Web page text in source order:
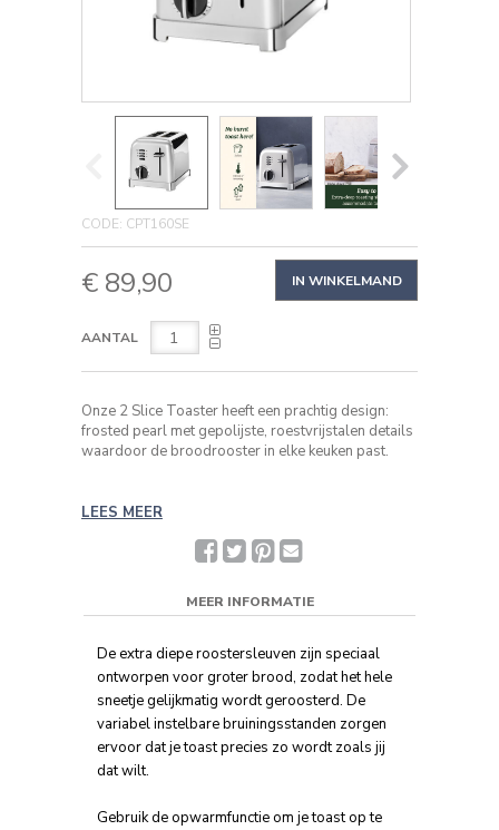
Toaster
DETAILS
https://www.cuisinart.nl/2-
CPT160SE.html
CODE: CPT160SE
TO
OPTIONS
PRODUCT
ACTIONS
€ 89,90
AANTAL
IN WINKELMAND
Onze 2 Slice Toaster heeft een prachtig design:
frosted pearl met gepolijste, roestvrijstalen details
waardoor de broodrooster in elke keuken past.
LEES MEER
Facebook
TwitterPinterest
Deel
met
vriend(in)
MEER INFORMATIE
De extra diepe roostersleuven zijn speciaal
ontworpen voor groter brood, zodat het hele
sneetje gelijkmatig wordt geroosterd. De
variabel instelbare bruiningsstanden zorgen
ervoor dat je toast precies zo wordt zoals jij
dat wilt.
Gebruik de opwarmfunctie om je toast op te